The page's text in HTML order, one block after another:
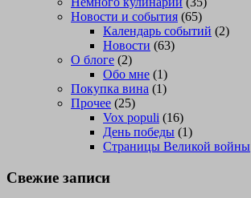
Новости и события (65)
Календарь событий (2)
Новости (63)
О блоге (2)
Обо мне (1)
Покупка вина (1)
Прочее (25)
Vox populi (16)
День победы (1)
Страницы Великой войны
Свежие записи